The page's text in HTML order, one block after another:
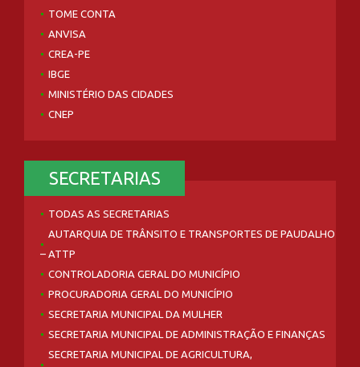
TOME CONTA
ANVISA
CREA-PE
IBGE
MINISTÉRIO DAS CIDADES
CNEP
SECRETARIAS
TODAS AS SECRETARIAS
AUTARQUIA DE TRÂNSITO E TRANSPORTES DE PAUDALHO
– ATTP
CONTROLADORIA GERAL DO MUNICÍPIO
PROCURADORIA GERAL DO MUNICÍPIO
SECRETARIA MUNICIPAL DA MULHER
SECRETARIA MUNICIPAL DE ADMINISTRAÇÃO E FINANÇAS
SECRETARIA MUNICIPAL DE AGRICULTURA,